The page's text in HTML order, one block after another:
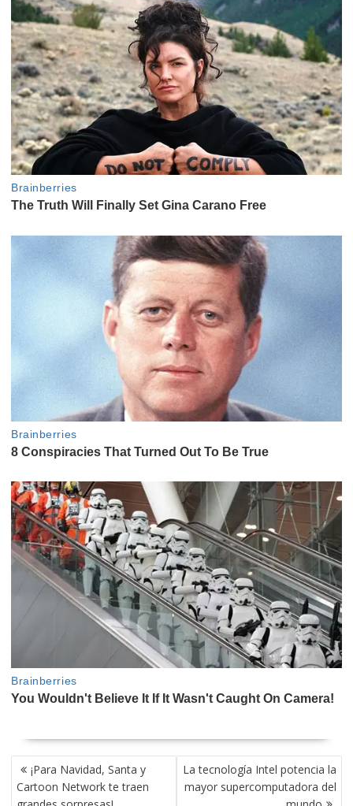
NAVEGACIÓN
DE
ENTRADAS
¡Para Navidad, Santa y
Cartoon Network te traen
La tecnología Intel potencia la
mayor supercomputadora del